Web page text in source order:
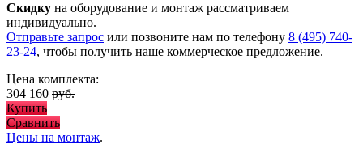
Скидку на оборудование и монтаж рассматриваем
индивидуально.
Отправьте запрос или позвоните нам по телефону 8 (495) 740-
23-24, чтобы получить наше коммерческое предложение.
Цена комплекта:
304 160 руб.
Купить
Сравнить
Цены на монтаж.